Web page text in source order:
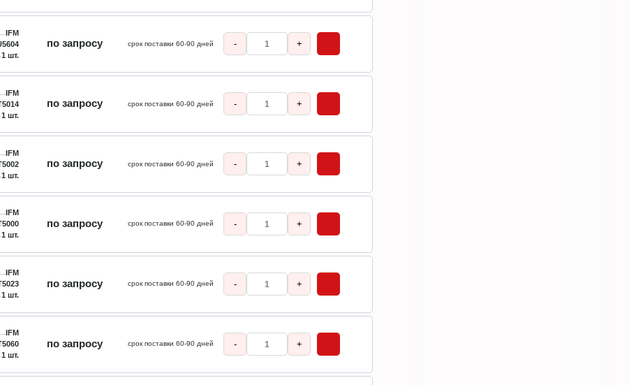
IFM
1 шт.
по запросу срок поставки 60-90 дней - +
IFM
1 шт.
по запросу срок поставки 60-90 дней - +
IFM
1 шт.
по запросу срок поставки 60-90 дней - +
IFM
1 шт.
по запросу срок поставки 60-90 дней - +
IFM
1 шт.
по запросу срок поставки 60-90 дней - +
IFM
1 шт.
по запросу срок поставки 60-90 дней - +